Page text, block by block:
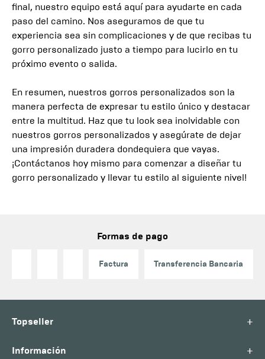
final, nuestro equipo está aquí para ayudarte en cada
paso del camino. Nos aseguramos de que tu
experiencia sea sin complicaciones y de que recibas tu
gorro personalizado justo a tiempo para lucirlo en tu
próximo evento o salida.
En resumen, nuestros gorros personalizados son la
manera perfecta de expresar tu estilo único y destacar
entre la multitud. Haz que tu look sea inolvidable con
nuestros gorros personalizados y asegúrate de dejar
una impresión duradera dondequiera que vayas.
¡Contáctanos hoy mismo para comenzar a diseñar tu
gorro personalizado y llevar tu estilo al siguiente nivel!
Formas de pago
Factura Transferencia Bancaria
Topseller +
Información +